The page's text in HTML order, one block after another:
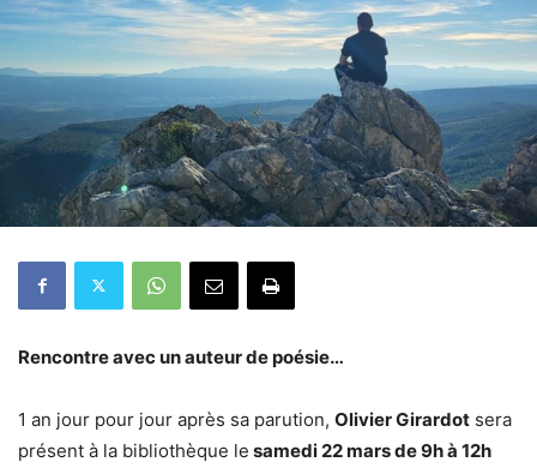
Rencontre avec un auteur de poésie…
1 an jour pour jour après sa parution, Olivier Girardot sera
présent à la bibliothèque le samedi 22 mars de 9h à 12h